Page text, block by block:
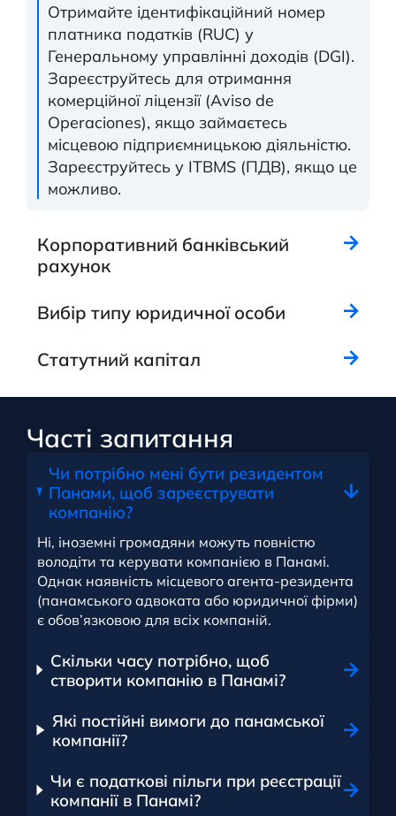
Отримайте ідентифікаційний номер
платника податків (RUC) у
Генеральному управлінні доходів (DGI).
Зареєструйтесь для отримання
комерційної ліцензії (Aviso de
Operaciones), якщо займаєтесь
місцевою підприємницькою діяльністю.
Зареєструйтесь у ITBMS (ПДВ), якщо це
можливо.
Корпоративний банківський
рахунок
Вибір типу юридичної особи
Статутний капітал
Часті запитання
Чи потрібно мені бути резидентом
Панами, щоб зареєструвати
компанію?
Ні, іноземні громадяни можуть повністю
володіти та керувати компанією в Панамі.
Однак наявність місцевого агента-резидента
(панамського адвоката або юридичної фірми)
є обов’язковою для всіх компаній.
Скільки часу потрібно, щоб
створити компанію в Панамі?
Які постійні вимоги до панамської
компанії?
Чи є податкові пільги при реєстрації
компанії в Панамі?